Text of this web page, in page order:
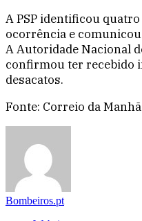
A PSP identificou
ocorrência e
A Autoridade Nacional
confirmou ter recebido
desacatos.
Fonte: Correio da Manhã
Bombeiros.pt